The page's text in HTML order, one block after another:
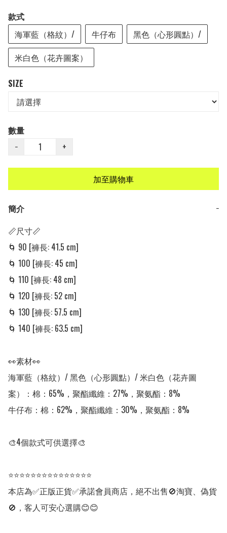
款式
海軍藍（格紋）/
牛仔布
黑色（心形圓點）/
米白色（花卉圖案）
SIZE
數量
−
+
加至購物車
簡介
−
📏尺寸📏
🌀 90 [褲長: 41.5 cm]
🌀 100 [褲長: 45 cm]
🌀 110 [褲長: 48 cm]
🌀 120 [褲長: 52 cm]
🌀 130 [褲長: 57.5 cm]
🌀 140 [褲長: 63.5 cm]
👀素材👀
海軍藍（格紋）/ 黑色（心形圓點）/ 米白色（花卉圖
案）：棉：65%，聚酯纖維：27%，聚氨酯：8%
牛仔布：棉：62%，聚酯纖維：30%，聚氨酯：8%
🎨4個款式可供選擇🎨
⭐⭐⭐⭐⭐⭐⭐⭐⭐⭐⭐⭐⭐⭐⭐
本店為✅正版正貨✅承諾會員商店，絕不出售🚫淘寶、偽貨
🚫，客人可安心選購😊😊